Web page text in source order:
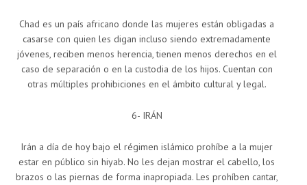
Chad es un país africano donde las mujeres están obligadas a
casarse con quien les digan incluso siendo extremadamente
jóvenes, reciben menos herencia, tienen menos derechos en el
caso de separación o en la custodia de los hijos. Cuentan con
otras múltiples prohibiciones en el ámbito cultural y legal.
6- IRÁN
Irán a día de hoy bajo el régimen islámico prohíbe a la mujer
estar en público sin hiyab. No les dejan mostrar el cabello, los
brazos o las piernas de forma inapropiada. Les prohíben cantar,